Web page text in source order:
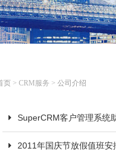
页 > CRM服务 > 公司介绍
SuperCRM客户管理系统
2011年国庆节放假值班安